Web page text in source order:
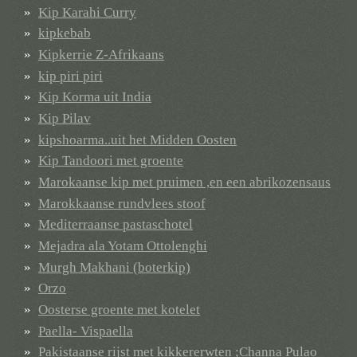
Kip Karahi Curry
kipkebab
Kipkerrie Z-Afrikaans
kip piri piri
Kip Korma uit India
Kip Pilav
kipshoarma..uit het Midden Oosten
Kip Tandoori met groente
Marokaanse kip met pruimen ,en een abrikozensaus
Marokkaanse rundvlees stoof
Mediterraanse pastaschotel
Mejadra ala Yotam Ottolenghi
Murgh Makhani (boterkip)
Orzo
Oosterse groente met kotelet
Paella- Vispaella
Pakistaanse rijst met kikkererwten ;Channa Pulao